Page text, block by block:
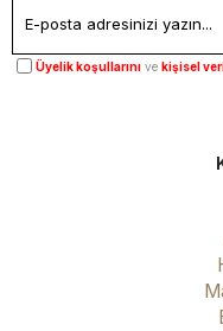
Üyelik koşullarını ve kişisel